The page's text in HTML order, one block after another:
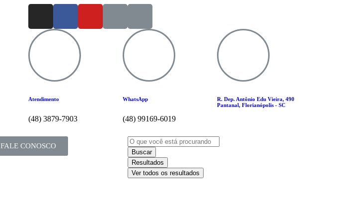
Atendimento
(48) 3879-7903
WhatsApp
(48) 99169-6019
R. Dep. Antônio Edu Vieira, 490
Pantanal, Florianópolis - SC
FALE CONOSCO
Buscar
Resultados
Ver todos os resultados